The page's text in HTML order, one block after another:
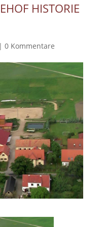
HISTORIE
0 Kommentare